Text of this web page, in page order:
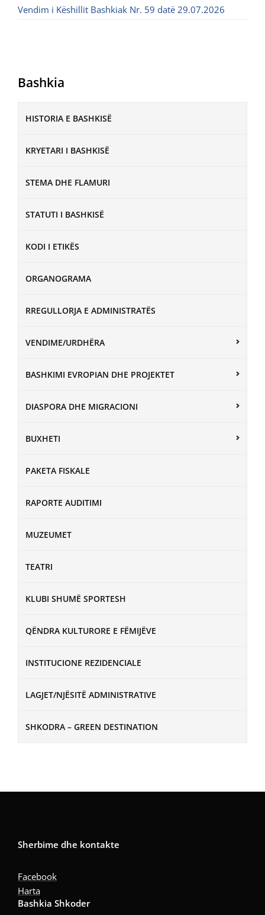
Bashkia
HISTORIA E BASHKISË
KRYETARI I BASHKISË
STEMA DHE FLAMURI
STATUTI I BASHKISË
KODI I ETIKËS
ORGANOGRAMA
RREGULLORJA E ADMINISTRATËS
VENDIME/URDHËRA
BASHKIMI EVROPIAN DHE PROJEKTET
DIASPORA DHE MIGRACIONI
BUXHETI
PAKETA FISKALE
RAPORTE AUDITIMI
MUZEUMET
TEATRI
KLUBI SHUMË SPORTESH
QËNDRA KULTURORE E FËMIJËVE
INSTITUCIONE REZIDENCIALE
LAGJET/NJËSITË ADMINISTRATIVE
SHKODRA – GREEN DESTINATION
Vendim i Këshillit Bashkiak Nr. 59 datë 29.07.2026
Sherbime dhe kontakte
Facebook
Harta
Bashkia Shkoder